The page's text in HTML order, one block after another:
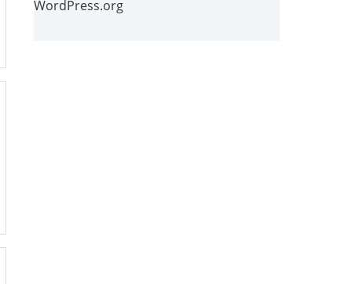
WordPress.org